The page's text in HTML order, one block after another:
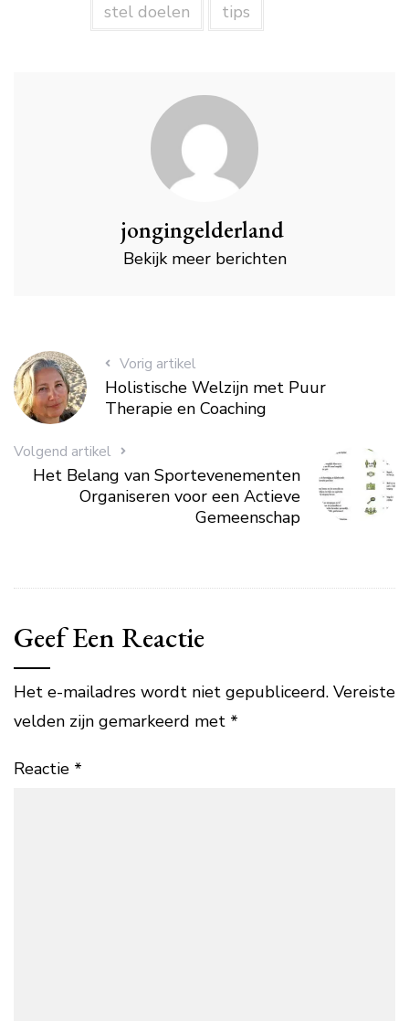
stel doelen tips
jongingelderland
Bekijk meer berichten
Vorig artikel
Holistische Welzijn met Puur
Therapie en Coaching
Volgend artikel
Het Belang van Sportevenementen
Organiseren voor een Actieve
Gemeenschap
Geef Een Reactie
Het e-mailadres wordt niet gepubliceerd. Vereiste
velden zijn gemarkeerd met *
Reactie *